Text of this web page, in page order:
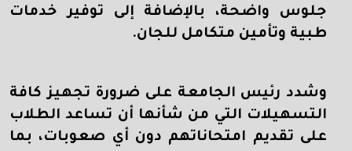
جلوس واضحة، بالإضافة إلى توفير خدمات
طبية وتأمين متكامل للجان.
وشدد رئيس الجامعة على ضرورة تجهيز كافة
التسهيلات التي من شأنها أن تساعد الطلاب
على تقديم امتحاناتهم دون أي صعوبات، بما